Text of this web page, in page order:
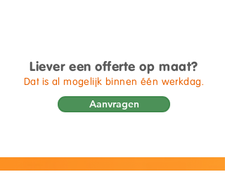
Liever een offerte op maat?
Dat is al mogelijk binnen één werkdag.
Aanvragen